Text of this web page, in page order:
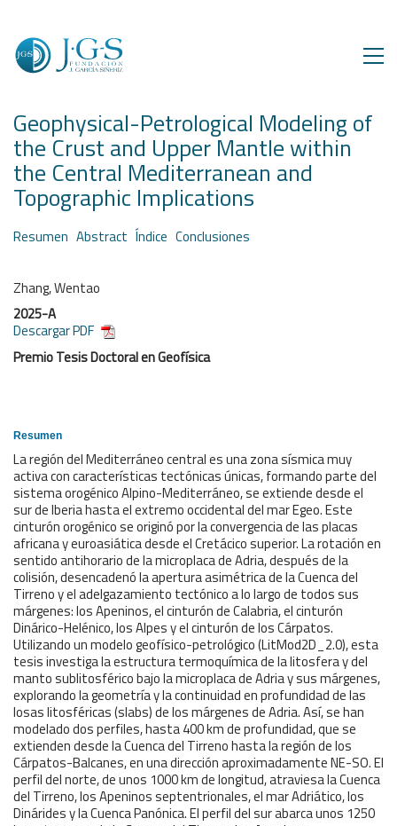
Geophysical-Petrological Modeling of
the Crust and Upper Mantle within
the Central Mediterranean and
Topographic Implications
Resumen Abstract Índice Conclusiones
Zhang, Wentao
2025-A
Descargar PDF
Premio Tesis Doctoral en Geofísica
Resumen
La región del Mediterráneo central es una zona sísmica muy
activa con características tectónicas únicas, formando parte del
sistema orogénico Alpino-Mediterráneo, se extiende desde el
sur de Iberia hasta el extremo occidental del mar Egeo. Este
cinturón orogénico se originó por la convergencia de las placas
africana y euroasiática desde el Cretácico superior. La rotación en
sentido antihorario de la microplaca de Adria, después de la
colisión, desencadenó la apertura asimétrica de la Cuenca del
Tirreno y el adelgazamiento tectónico a lo largo de todos sus
márgenes: los Apeninos, el cinturón de Calabria, el cinturón
Dinárico-Helénico, los Alpes y el cinturón de los Cárpatos.
Utilizando un modelo geofísico-petrológico (LitMod2D_2.0), esta
tesis investiga la estructura termoquímica de la litosfera y del
manto sublitosférico bajo la microplaca de Adria y sus márgenes,
explorando la geometría y la continuidad en profundidad de las
losas litosféricas (slabs) de los márgenes de Adria. Así, se han
modelado dos perfiles, hasta 400 km de profundidad, que se
extienden desde la Cuenca del Tirreno hasta la región de los
Cárpatos-Balcanes, en una dirección aproximadamente NE-SO. El
perfil del norte, de unos 1000 km de longitud, atraviesa la Cuenca
del Tirreno, los Apeninos septentrionales, el mar Adriático, los
Dinárides y la Cuenca Panónica. El perfil del sur abarca unos 1250